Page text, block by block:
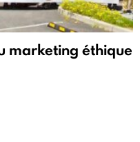
marketing éthique